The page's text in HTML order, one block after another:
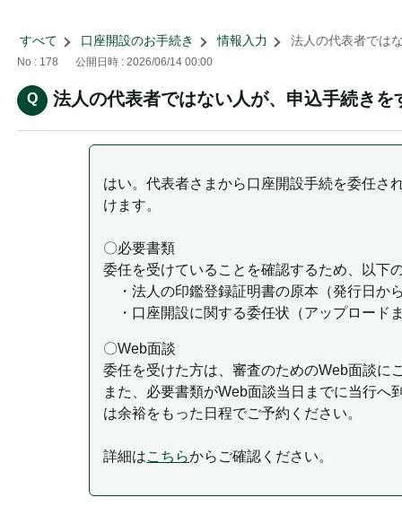
すべて > 口座開設のお手続き > 情報入力 > 法人の代表者では
No : 178 公開日時 : 2026/06/14 00:00
法人の代表者ではない人が、申込手続きを
はい。代表者さまから口座開設手続を委任さ
けます。
〇必要書類
委任を受けていることを確認するため、以下
・法人の印鑑登録証明書の原本（発行日か
・口座開設に関する委任状（アップロード
〇Web面談
委任を受けた方は、審査のためのWeb面談に
また、必要書類がWeb面談当日までに当行
は余裕をもった日程でご予約ください。
詳細はこちらからご確認ください。